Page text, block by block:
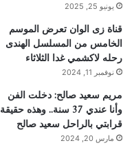
يونيو 25, 2025
قناة زى الوان تعرض الموسم
الخامس من المسلسل الهندى
رحله لاكشمي غدا الثلاثاء
نوفمبر 11, 2024
مريم سعيد صالح: دخلت الفن
وأنا عندي 37 سنة.. وهذه حقيقة
قرابتي بالراحل سعيد صالح
مارس 20, 2024